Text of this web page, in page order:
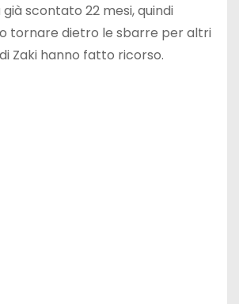
già scontato 22 mesi, quindi
tornare dietro le sbarre per altri
Zaki hanno fatto ricorso.